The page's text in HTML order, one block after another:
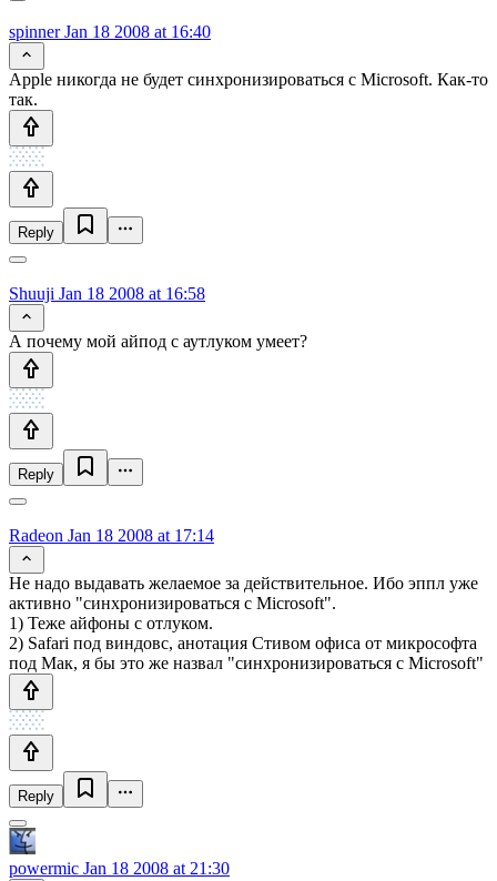
spinnerJan 18 2008 at 16:40
Apple никогда не будет синхронизироваться с Microsoft. Как-то
так.
Reply
Shuuji Jan 18 2008 at 16:58
А почему мой айпод с аутлуком умеет?
Reply
Radeon Jan 18 2008 at 17:14
Не надо выдавать желаемое за действительное. Ибо эппл уже
активно "синхронизироваться с Microsoft".
1) Теже айфоны с отлуком.
2) Safari под виндовс, анотация Стивом офиса от микрософта
под Мак, я бы это же назвал "синхронизироваться с Microsoft"
Reply
powermic Jan 18 2008 at 21:30